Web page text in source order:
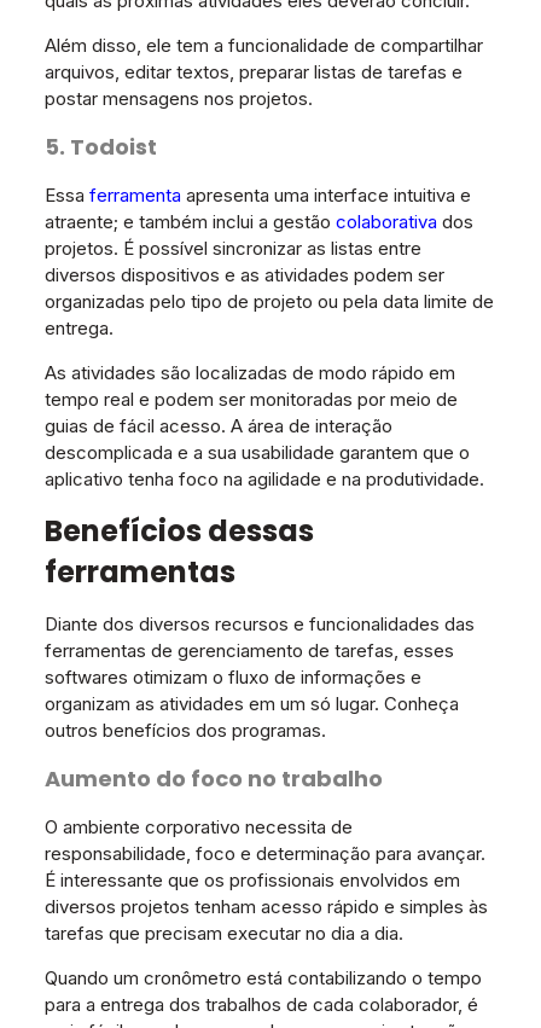
Além disso, ele tem a funcionalidade de compartilhar
arquivos, editar textos, preparar listas de tarefas e
postar mensagens nos projetos.
5. Todoist
Essa ferramenta apresenta uma interface intuitiva e
atraente; e também inclui a gestão colaborativa dos
projetos. É possível sincronizar as listas entre
diversos dispositivos e as atividades podem ser
organizadas pelo tipo de projeto ou pela data limite de
entrega.
As atividades são localizadas de modo rápido em
tempo real e podem ser monitoradas por meio de
guias de fácil acesso. A área de interação
descomplicada e a sua usabilidade garantem que o
aplicativo tenha foco na agilidade e na produtividade.
Benefícios dessas
ferramentas
Diante dos diversos recursos e funcionalidades das
ferramentas de gerenciamento de tarefas, esses
softwares otimizam o fluxo de informações e
organizam as atividades em um só lugar. Conheça
outros benefícios dos programas.
Aumento do foco no trabalho
O ambiente corporativo necessita de
responsabilidade, foco e determinação para avançar.
É interessante que os profissionais envolvidos em
diversos projetos tenham acesso rápido e simples às
tarefas que precisam executar no dia a dia.
Quando um cronômetro está contabilizando o tempo
para a entrega dos trabalhos de cada colaborador, é